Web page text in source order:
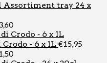
Assortiment tray 24 x
- 6 x 1L €15,95